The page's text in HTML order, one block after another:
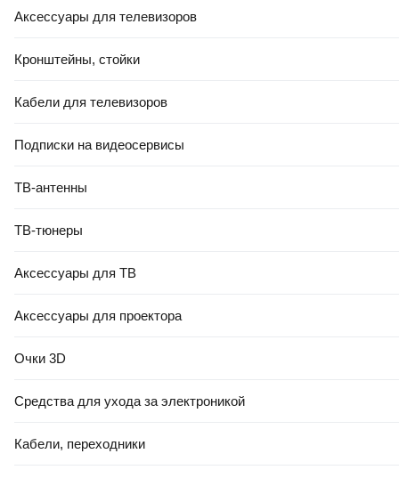
Аксессуары для телевизоров
Кронштейны, стойки
Кабели для телевизоров
Подписки на видеосервисы
ТВ-антенны
ТВ-тюнеры
Аксессуары для ТВ
Аксессуары для проектора
Очки 3D
Средства для ухода за электроникой
Кабели, переходники